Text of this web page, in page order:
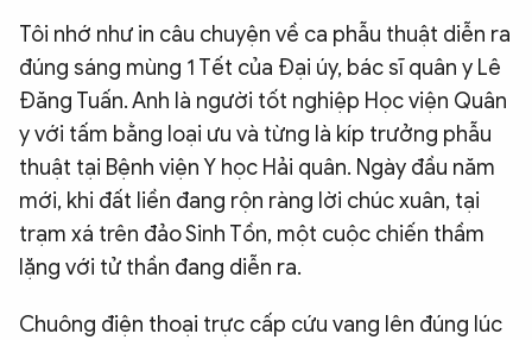
Tôi nhớ như in câu chuyện về ca phẫu thuật diễn ra
đúng sáng mùng 1 Tết của Đại úy, bác sĩ quân y Lê
Đăng Tuấn. Anh là người tốt nghiệp Học viện Quân
y với tấm bằng loại ưu và từng là kíp trưởng phẫu
thuật tại Bệnh viện Y học Hải quân. Ngày đầu năm
mới, khi đất liền đang rộn ràng lời chúc xuân, tại
trạm xá trên đảo Sinh Tồn, một cuộc chiến thầm
lặng với tử thần đang diễn ra.
Chuông điện thoại trực cấp cứu vang lên đúng lúc